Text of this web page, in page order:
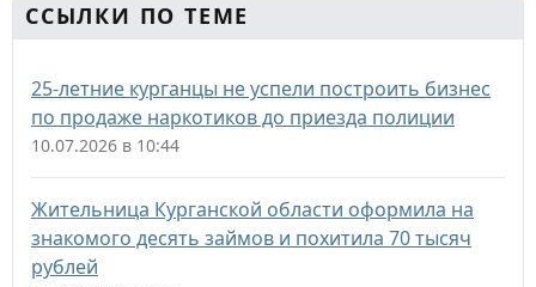
ССЫЛКИ ПО ТЕМЕ
25-летние курганцы не успели построить бизнес
по продаже наркотиков до приезда полиции
10.07.2026 в 10:44
Жительница Курганской области оформила на
знакомого десять займов и похитила 70 тысяч
рублей